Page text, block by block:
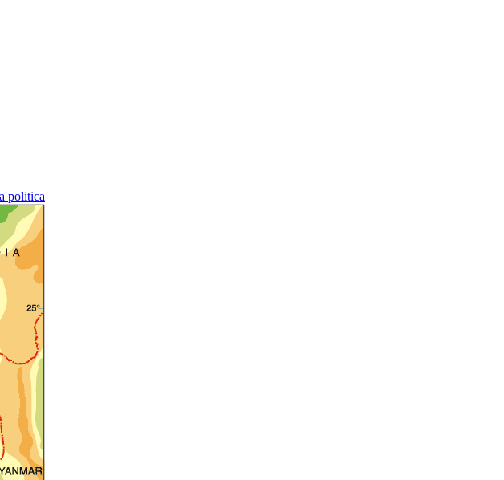
politica